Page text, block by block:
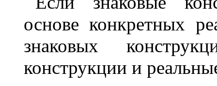
основе конкретных
знаковых
конструкции и